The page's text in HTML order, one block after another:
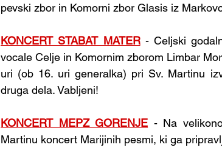
pevski zbor in Komorni zbor Glasis iz
KONCERT STABAT MATER - Celjski
vocale Celje in Komornim zborom Limbar
uri (ob 16. uri generalka) pri Sv. Martinu
druga dela. Vabljeni!
KONCERT MEPZ GORENJE - Na
Martinu koncert Marijinih pesmi, ki ga